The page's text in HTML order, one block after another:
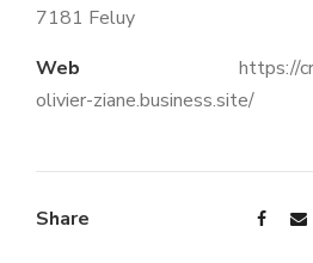
7181 Feluy
Web
https://
olivier-ziane.business.site/
Share